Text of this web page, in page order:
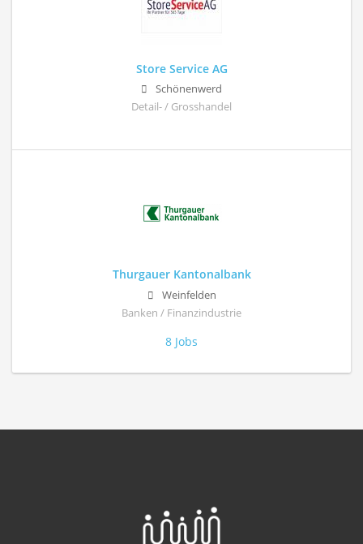
Store Service AG
Schönenwerd
Detail- / Grosshandel
Thurgauer Kantonalbank
Weinfelden
Banken / Finanzindustrie
8 Jobs